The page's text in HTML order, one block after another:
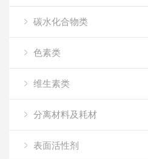
碳水化合物类
色素类
维生素类
分离材料及耗材
表面活性剂